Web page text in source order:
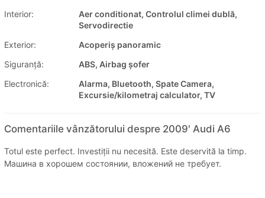
Interior:
Aer conditionat, Controlul climei dublă,
Servodirectie
Exterior:
Acoperiș panoramic
Siguranţă:
ABS, Airbag șofer
Electronică:
Alarma, Bluetooth, Spate Camera,
Excursie/kilometraj calculator, TV
Comentariile vânzătorului despre 2009' Audi A6
Totul este perfect. Investiții nu necesită. Este deservită la timp.
Машина в хорошем состоянии, вложений не требует.